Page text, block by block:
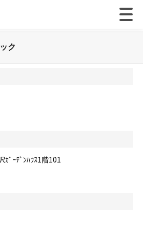
ク
ｶﾞｰﾃﾞﾝﾊｳｽ1階101